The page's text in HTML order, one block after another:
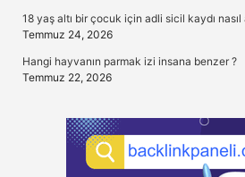
18 yaş altı bir çocuk için adli sicil kaydı nasıl
Temmuz 24, 2026
Hangi hayvanın parmak izi insana benzer ?
Temmuz 22, 2026